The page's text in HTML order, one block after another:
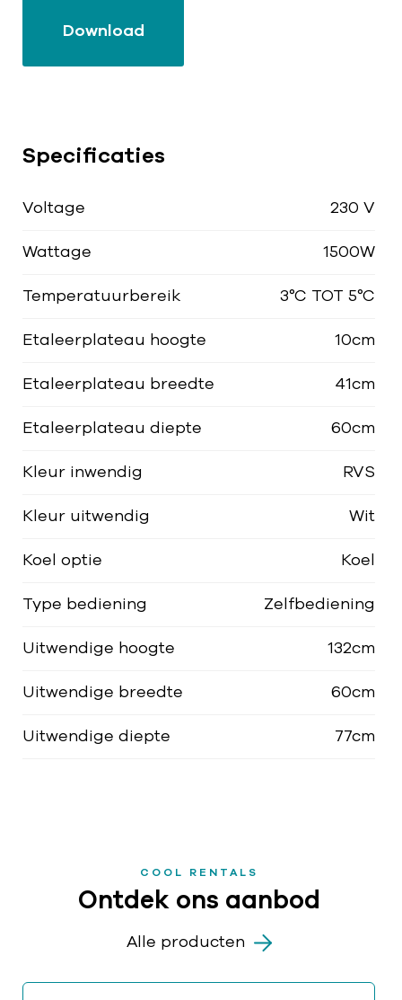
Download
Specificaties
Voltage 230 V
Wattage 1500W
Temperatuurbereik 3°C TOT 5°C
Etaleerplateau hoogte 10cm
Etaleerplateau breedte 41cm
Etaleerplateau diepte 60cm
Kleur inwendig RVS
Kleur uitwendig Wit
Koel optie Koel
Type bediening Zelfbediening
Uitwendige hoogte 132cm
Uitwendige breedte 60cm
Uitwendige diepte 77cm
COOL RENTALS
Ontdek ons aanbod
Alle producten